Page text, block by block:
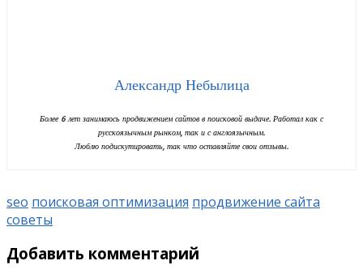
Александр Небылица
Более 6 лет занимаюсь продвижением сайтов в поисковой выдаче. Работал как с
русскоязычным рынком, так и с англоязычным.
Люблю подискутировать, так что оставляйте свои отзывы.
seo поисковая оптимизация продвижение сайта
советы
Добавить комментарий